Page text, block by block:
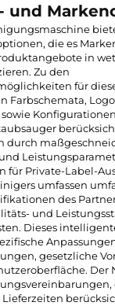
und
die es
in
Zu den
für
Farbschemata,
durch
für Private-Label-
umfassen
des
und
Dieses
gesetzliche
Der